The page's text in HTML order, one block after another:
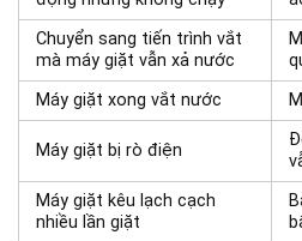
Chuyển sang tiến trình vắt
mà máy giặt vẫn xả nước
Máy giặt xong vắt nước
Máy giặt bị rò điện
Máy giặt kêu lạch cạch
nhiều lần giặt